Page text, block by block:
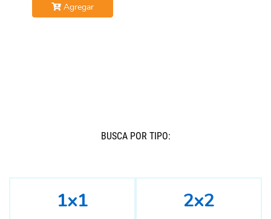
Agregar
BUSCÁ POR TIPO:
1x1 2x2